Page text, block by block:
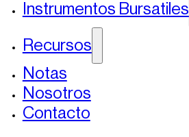
Instrumentos Bursatiles
Recursos
Notas
Nosotros
Contacto